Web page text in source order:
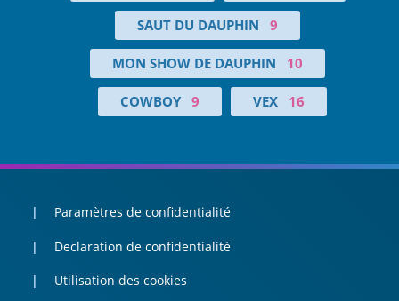
SAUT DU DAUPHIN 9
MON SHOW DE DAUPHIN 10
COWBOY 9 VEX 16
Paramètres de confidentialité
Declaration de confidentialité
Utilisation des cookies